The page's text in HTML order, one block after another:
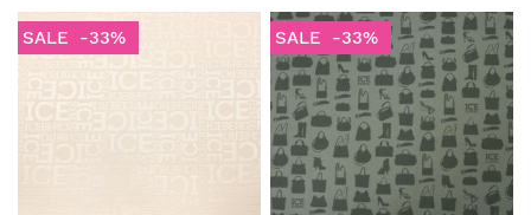
SALE -33% SALE -33%